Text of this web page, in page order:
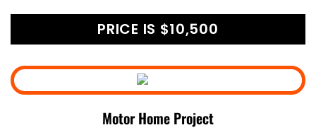
PRICE IS $10,500
Motor Home Project